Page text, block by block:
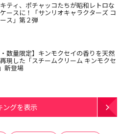
ティ、ポチャッコたちが昭和レトロな
ースに！「サンリオキャラクターズ コ
ス」第２弾
・数量限定】キンモクセイの香りを天然
現した「スチームクリーム キンモクセ
新登場
ングを表示